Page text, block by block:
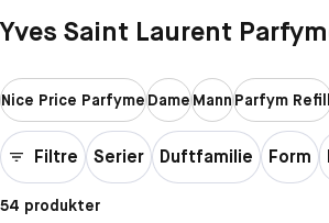
Yves Saint Laurent
Nice Price ParfymeDameMannParfym
Filtre Serier Duftfamilie Form
54 produkter